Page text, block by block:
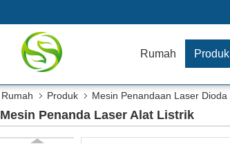
Rumah Produk
Rumah Produk Mesin Penandaan Laser Dioda
Mesin Penanda Laser Alat Listrik